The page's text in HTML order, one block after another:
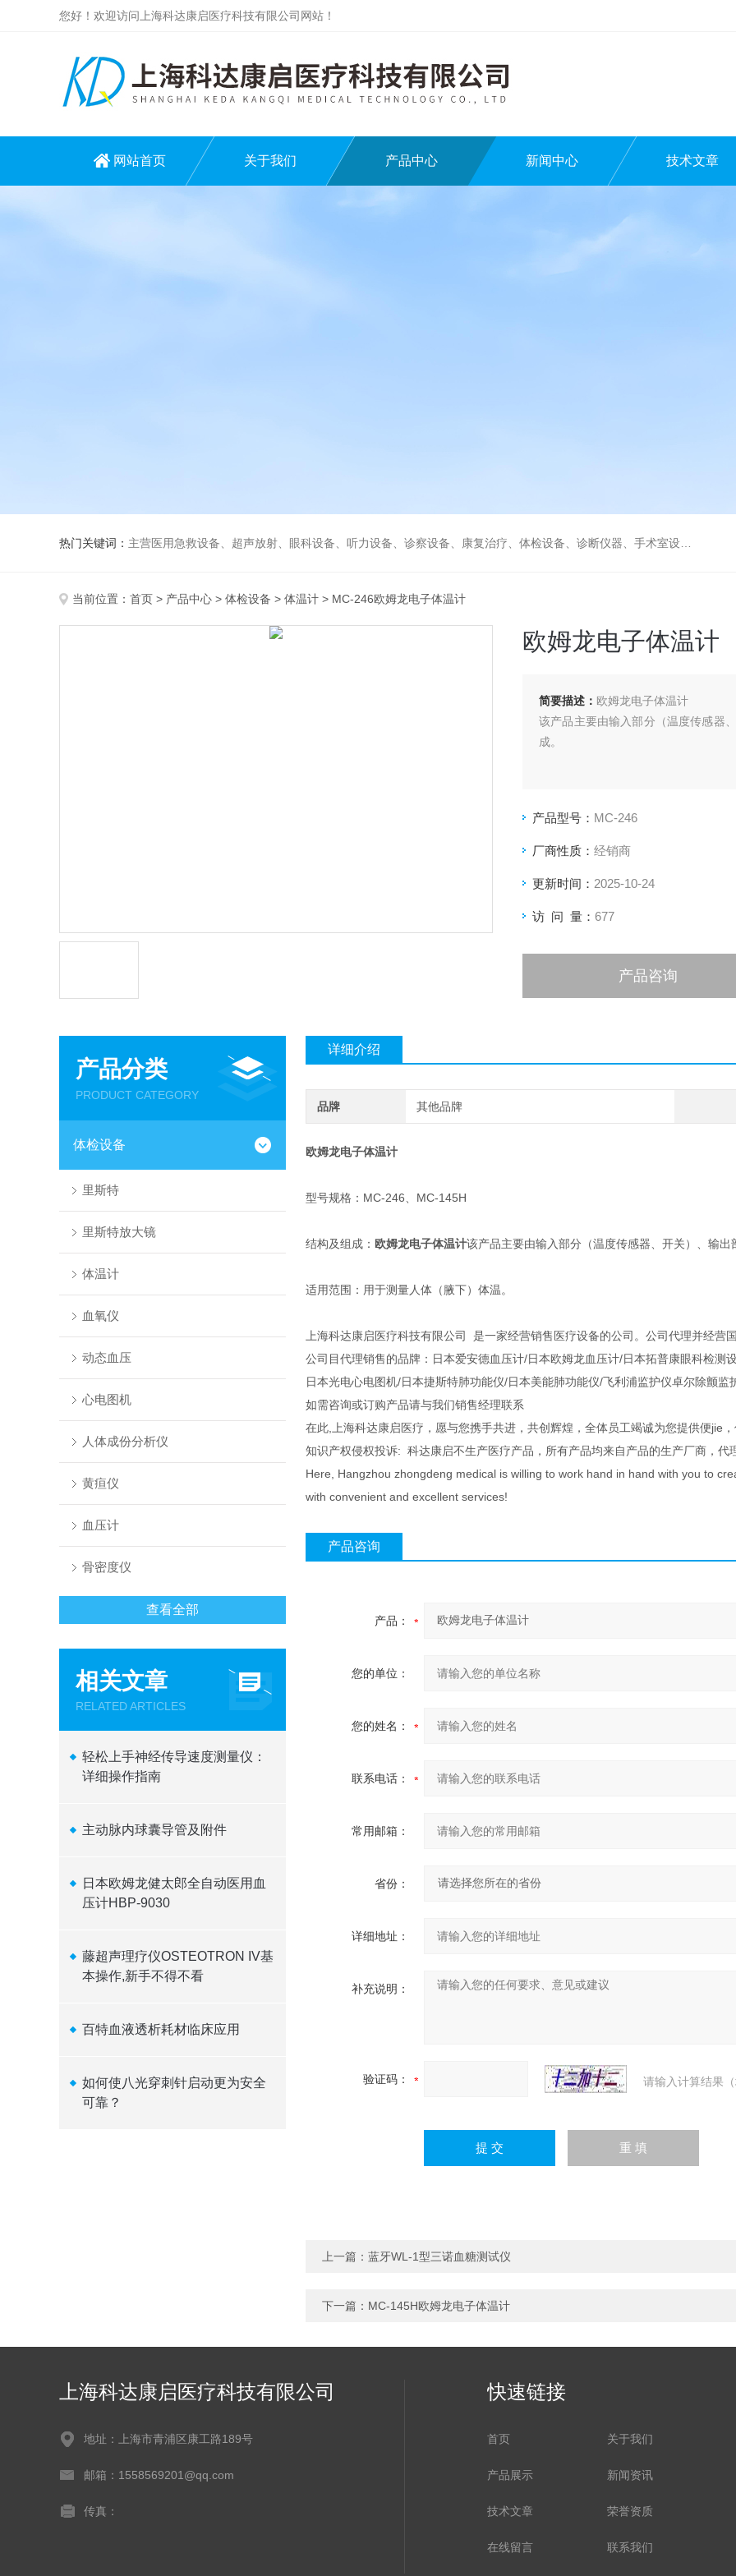
您好！欢迎访问上海科达康启医疗科技有限公司网站！
网站首页 关于我们 产品中心 新闻中心 技术文章
热门关键词： 主营医用急救设备、超声放射、眼科设备、听力设备、诊察设备、康复治疗、体检设备、诊断仪器、手术室设备急救室、监护设备诊疗室等医疗设备。
当前位置： 首页 > 产品中心 > 体检设备 > 体温计 > MC-246欧姆龙电子体温计
欧姆龙电子体温计
简要描述： 欧姆龙电子体温计
该产品主要由输入部分（温度传感器
成。
产品型号： MC-246
厂商性质： 经销商
更新时间： 2025-10-24
访 问 量： 677
产品咨询
产品分类
PRODUCT CATEGORY
体检设备
里斯特
里斯特放大镜
体温计
血氧仪
动态血压
心电图机
人体成份分析仪
黄疸仪
血压计
骨密度仪
查看全部
相关文章
RELATED ARTICLES
轻松上手神经传导速度测量仪：
详细操作指南
主动脉内球囊导管及附件
日本欧姆龙健太郎全自动医用血
压计HBP-9030
藤超声理疗仪OSTEOTRON IV基
本操作,新手不得不看
百特血液透析耗材临床应用
如何使八光穿刺针启动更为安全
可靠？
详细介绍
品牌 其他品牌
欧姆龙电子体温计
型号规格：MC-246、MC-145H
结构及组成： 欧姆龙电子体温计该产品主要由输入部分（温度传感器、开关）、输出
适用范围：用于测量人体（腋下）体温。
上海科达康启医疗科技有限公司 是一家经营销售医疗设备的公司。公司代理并经营
公司目代理销售的品牌：日本爱安德血压计/日本欧姆龙血压计/日本拓普康眼科检
日本光电心电图机/日本捷斯特肺功能仪/日本美能肺功能仪/飞利浦监护仪卓尔除颤
如需咨询或订购产品请与我们销售经理联系
在此,上海科达康启医疗，愿与您携手共进，共创辉煌，全体员工竭诚为您提供便jie，
知识产权侵权投诉: 科达康启不生产医疗产品，所有产品均来自产品的生产厂商，代
Here, Hangzhou zhongdeng medical is willing to work hand in hand with you to
with convenient and excellent services!
产品咨询
产品：
您的单位：
您的姓名：
联系电话：
常用邮箱：
省份：
详细地址：
补充说明：
验证码： 请输入计算结果
上一篇： 蓝牙WL-1型三诺血糖测试仪
下一篇： MC-145H欧姆龙电子体温计
上海科达康启医疗科技有限公司
地址：上海市青浦区康工路189号
邮箱：1558569201@qq.com
传真：
快速链接
首页 关于我们
产品展示 新闻资讯
技术文章 荣誉资质
在线留言 联系我们